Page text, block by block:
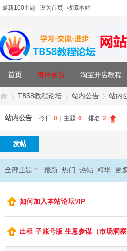
最新100主题 设为首页 收藏本站
首页 每日更新 淘宝开店教程
T »
TB58教程论坛 站内公告 站内
站内公告 今日: 0 主题: 6 排名: 2
发帖
全部主题 最新 热门 热帖 精华 更
如何加入本站论坛VIP
出租 子账号版 生意参谋（市场洞